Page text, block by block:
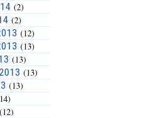
(2)
(2)
(12)
(13)
(13)
(13)
(13)
(12)